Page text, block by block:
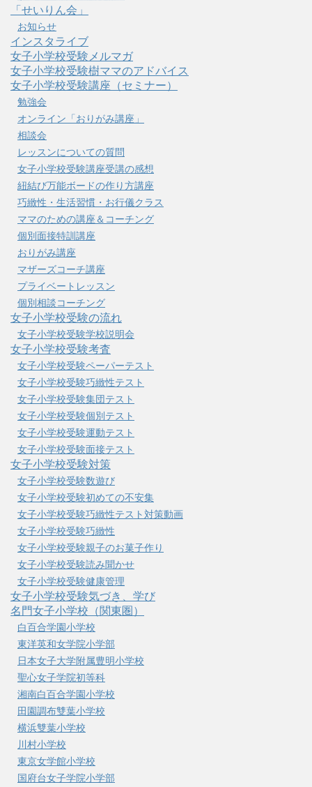
「せいりん会」
お知らせ
インスタライブ
女子小学校受験メルマガ
女子小学校受験樹ママのアドバイス
女子小学校受験講座（セミナー）
勉強会
オンライン「おりがみ講座」
相談会
レッスンについての質問
女子小学校受験講座受講の感想
紐結び万能ボードの作り方講座
巧緻性・生活習慣・お行儀クラス
ママのための講座＆コーチング
個別面接特訓講座
おりがみ講座
マザーズコーチ講座
プライベートレッスン
個別相談コーチング
女子小学校受験の流れ
女子小学校受験学校説明会
女子小学校受験考査
女子小学校受験ペーパーテスト
女子小学校受験巧緻性テスト
女子小学校受験集団テスト
女子小学校受験個別テスト
女子小学校受験運動テスト
女子小学校受験面接テスト
女子小学校受験対策
女子小学校受験数遊び
女子小学校受験初めての不安集
女子小学校受験巧緻性テスト対策動画
女子小学校受験巧緻性
女子小学校受験親子のお菓子作り
女子小学校受験読み聞かせ
女子小学校受験健康管理
女子小学校受験気づき、学び
名門女子小学校（関東圏）
白百合学園小学校
東洋英和女学院小学部
日本女子大学附属豊明小学校
聖心女子学院初等科
湘南白百合学園小学校
田園調布雙葉小学校
横浜雙葉小学校
川村小学校
東京女学館小学校
国府台女子学院小学部